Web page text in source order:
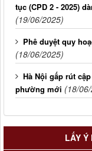
tục (CPD 2 - 2025)
(19/06/2025)
Phê duyệt quy
(18/06/2025)
Hà Nội gấp rút
phường mới (18/
LẤY Ý